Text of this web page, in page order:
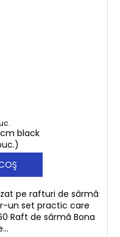
black
pe rafturi de sârmă
un set practic care
Raft de sârmă Bona